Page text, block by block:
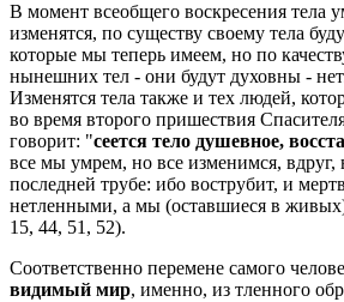
В момент всеобщего воскресения тела
изменятся, по существу своему тела
которые мы теперь имеем, но по
нынешних тел - они будут духовны -
Изменятся тела также и тех людей,
во время второго пришествия
говорит: "сеется тело душевное,
все мы умрем, но все изменимся, вдруг,
последней трубе: ибо вострубит, и
нетленными, а мы (оставшиеся в
15, 44, 51, 52).
Соответственно перемене самого
видимый мир, именно, из тленного